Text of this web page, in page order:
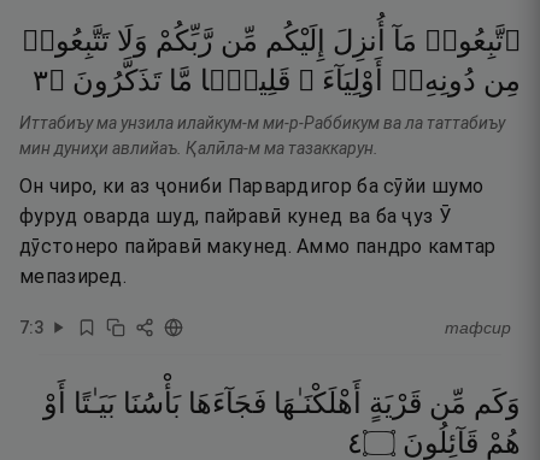
ٱتَّبِعُوا۟ مَآ أُنزِلَ إِلَيْكُم مِّن رَّبِّكُمْ وَلَا تَتَّبِعُوا۟
مِن دُونِهِۦٓ أَوْلِيَآءَ ۗ قَلِيلًۭا مَّا تَذَكَّرُونَ ۝٣
Иттабиъу ма унзила илайкум-м ми-р-Раббикум ва ла таттабиъу
мин дуниҳи авлийаъ. Қалӣла-м ма тазаккарун.
Он чиро, ки аз ҷониби Парвардигор ба сӯйи шумо
фуруд оварда шуд, пайравӣ кунед ва ба ҷуз Ӯ
дӯстонеро пайравӣ макунед. Аммо пандро камтар
мепазиред.
7:3 тафсир
وَكَم مِّن قَرْيَةٍ أَهْلَكْنَـٰهَا فَجَآءَهَا بَأْسُنَا بَيَـٰتًا
أَوْ
هُمْ قَآئِلُونَ ۝٤